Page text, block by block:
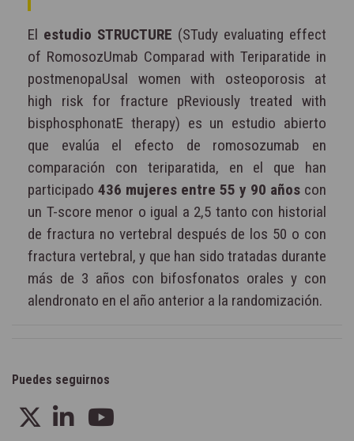
El estudio STRUCTURE (STudy evaluating effect
of RomosozUmab Comparad with Teriparatide in
postmenopaUsal women with osteoporosis at
high risk for fracture pReviously treated with
bisphosphonatE therapy) es un estudio abierto
que evalúa el efecto de romosozumab en
comparación con teriparatida, en el que han
participado 436 mujeres entre 55 y 90 años con
un T-score menor o igual a 2,5 tanto con historial
de fractura no vertebral después de los 50 o con
fractura vertebral, y que han sido tratadas durante
más de 3 años con bifosfonatos orales y con
alendronato en el año anterior a la randomización.
Puedes seguirnos